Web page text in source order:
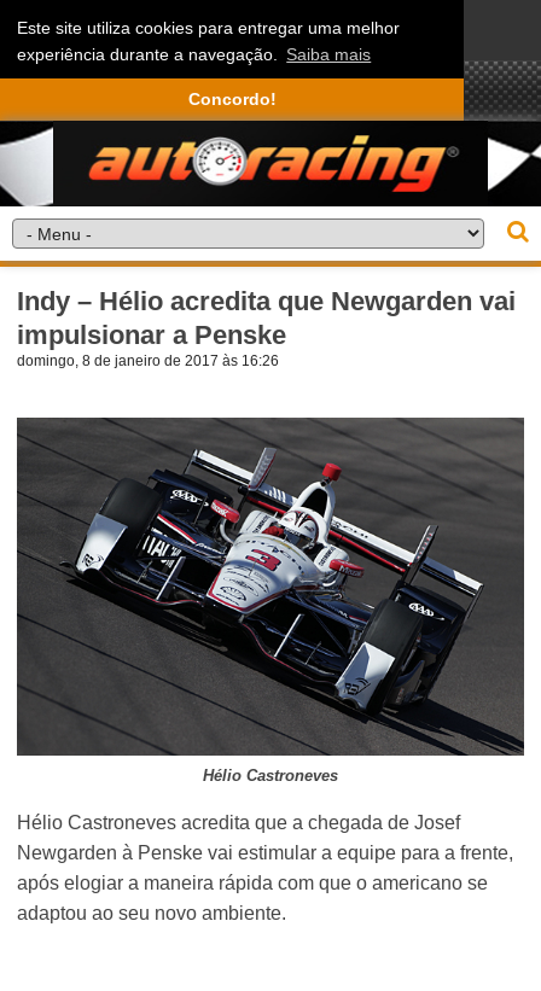
Este site utiliza cookies para entregar uma melhor
experiência durante a navegação. Saiba mais
Concordo!
Indy – Hélio acredita que Newgarden vai
impulsionar a Penske
domingo, 8 de janeiro de 2017 às 16:26
Hélio Castroneves
Hélio Castroneves acredita que a chegada de Josef
Newgarden à Penske vai estimular a equipe para a frente,
após elogiar a maneira rápida com que o americano se
adaptou ao seu novo ambiente.